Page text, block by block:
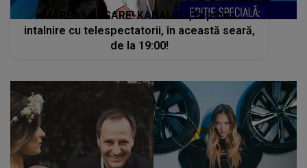
MAREA LANSARE! KANAL D2, la prima
intalnire cu telespectatorii, în această seară,
de la 19:00!